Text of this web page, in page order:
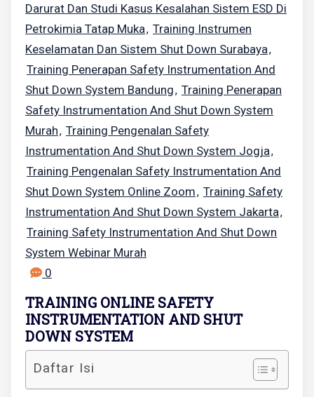
Darurat Dan Studi Kasus Kesalahan Sistem ESD Di
Petrokimia Tatap Muka, Training Instrumen
Keselamatan Dan Sistem Shut Down Surabaya,
Training Penerapan Safety Instrumentation And
Shut Down System Bandung, Training Penerapan
Safety Instrumentation And Shut Down System
Murah, Training Pengenalan Safety
Instrumentation And Shut Down System Jogja,
Training Pengenalan Safety Instrumentation And
Shut Down System Online Zoom, Training Safety
Instrumentation And Shut Down System Jakarta,
Training Safety Instrumentation And Shut Down
System Webinar Murah
0
TRAINING ONLINE SAFETY
INSTRUMENTATION AND SHUT
DOWN SYSTEM
Daftar Isi